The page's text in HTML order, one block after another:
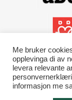
Me bruker
opplevinga di av
levera relevante
informasjon me